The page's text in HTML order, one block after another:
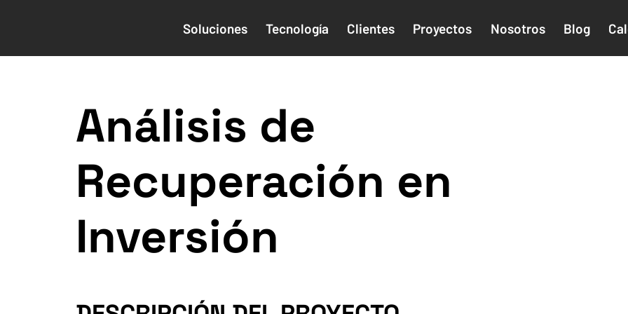
Soluciones Tecnología Clientes Proyectos Nosotros Blog
Análisis de
Recuperación en
Inversión